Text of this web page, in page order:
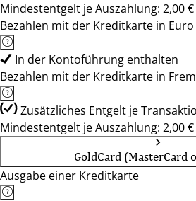
Mindestentgelt je Auszahlung: 2,00 €
Bezahlen mit der Kreditkarte in Euro
In der Kontoführung enthalten
Bezahlen mit der Kreditkarte in
Zusätzliches Entgelt je
Mindestentgelt je Auszahlung: 2,00 €
GoldCard (MasterCard
Ausgabe einer Kreditkarte